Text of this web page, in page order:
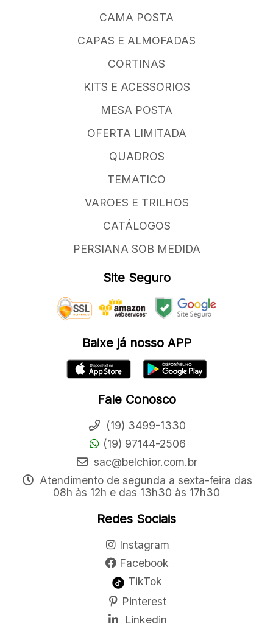
CAMA POSTA
CAPAS E ALMOFADAS
CORTINAS
KITS E ACESSORIOS
MESA POSTA
OFERTA LIMITADA
QUADROS
TEMATICO
VAROES E TRILHOS
CATÁLOGOS
PERSIANA SOB MEDIDA
Site Seguro
Baixe já nosso APP
Fale Conosco
(19) 3499-1330
(19) 97144-2506
sac@belchior.com.br
Atendimento de segunda a sexta-feira das
08h às 12h e das 13h30 às 17h30
Redes Sociais
Instagram
Facebook
TikTok
Pinterest
Linkedin